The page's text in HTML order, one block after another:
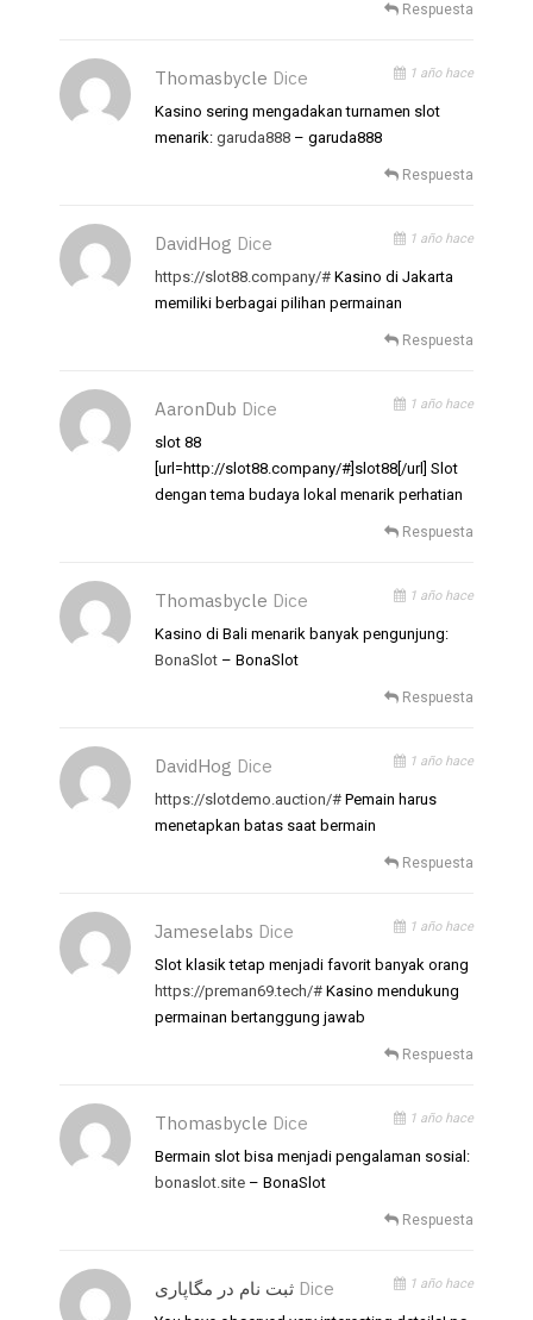
Respuesta
Thomasbycle Dice 1 año hace
Kasino sering mengadakan turnamen slot
menarik: garuda888 – garuda888
Respuesta
DavidHog Dice 1 año hace
https://slot88.company/# Kasino di Jakarta
memiliki berbagai pilihan permainan
Respuesta
AaronDub Dice 1 año hace
slot 88
[url=http://slot88.company/#]slot88[/url] Slot
dengan tema budaya lokal menarik perhatian
Respuesta
Thomasbycle Dice 1 año hace
Kasino di Bali menarik banyak pengunjung:
BonaSlot – BonaSlot
Respuesta
DavidHog Dice 1 año hace
https://slotdemo.auction/# Pemain harus
menetapkan batas saat bermain
Respuesta
Jameselabs Dice 1 año hace
Slot klasik tetap menjadi favorit banyak orang
https://preman69.tech/# Kasino mendukung
permainan bertanggung jawab
Respuesta
Thomasbycle Dice 1 año hace
Bermain slot bisa menjadi pengalaman sosial:
bonaslot.site – BonaSlot
Respuesta
ثبت نام در مگاپاری Dice 1 año hace